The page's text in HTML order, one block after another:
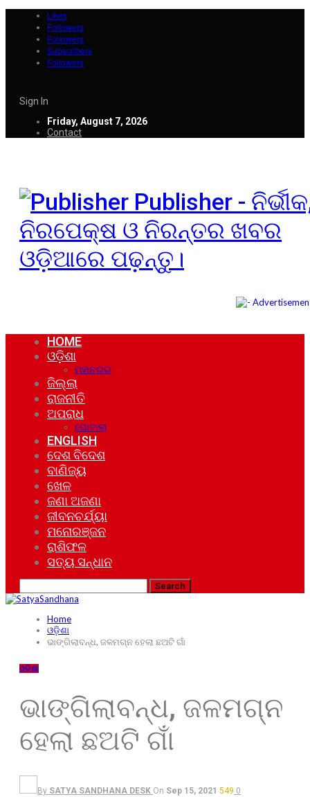
Likes
Followers
Followers
Subscribers
Followers
Sign In
Friday, August 7, 2026
Contact
Publisher -
ନିରପେକ୍ଷ ଓ ନିରନ୍ତର ଖବର
ଓଡ଼ିଆରେ ପଢ଼ନ୍ତୁ।
HOME
ଓଡ଼ିଶା
ମହାନଗର
ଜିଲ୍ଲା
ରାଜନୀତି
ଅପରାଧ
ଘୋଟାଲା
ENGLISH
ଦେଶ ବିଦେଶ
ବାଣିଜ୍ୟ
ଖେଳ
ଜଣା ଅଜଣା
ଜୀବନଚର୍ଯ୍ୟା
ମନୋରଞ୍ଜନ
ରାଶିଫଳ
ସତ୍ୟ ସନ୍ଧାନ
Home
ଓଡ଼ିଶା
ଭାଙ୍ଗିଲାବନ୍ଧ, ଜଳମଗ୍ନ ହେଲା ଛଅଟି ଗାଁ
ଓଡ଼ିଶା
ଭାଙ୍ଗିଲାବନ୍ଧ, ଜଳମଗ୍ନ
ହେଲା ଛଅଟି ଗାଁ
By SATYA SANDHANA DESK On Sep 15, 2021 549 0